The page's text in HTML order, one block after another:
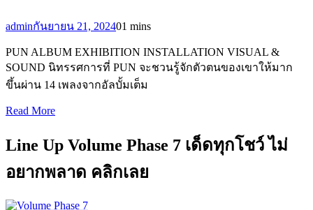
adminกันยายน 21, 202401 mins
PUN ALBUM EXHIBITION INSTALLATION VISUAL &
SOUND นิทรรศการที่ PUN จะชวนรู้จักตัวตนของเขาให้มาก
ขึ้นผ่าน 14 เพลงจากอัลบั้มเต็ม
Read More
Line Up Volume Phase 7 เด็ดทุกโชว์ ไม่
อยากพลาด คลิกเลย